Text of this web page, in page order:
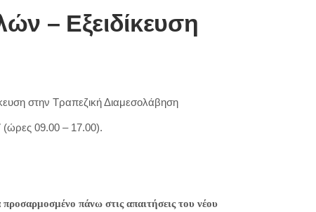
– Εξειδίκευση
στην Τραπεζική Διαμεσολάβηση
(ώρες 09.00 – 17.00).
προσαρμοσμένο πάνω στις απαιτήσεις του νέου